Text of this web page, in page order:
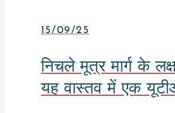
15/09/25
निचले मूत्र मार्ग के
यह वास्तव में एक